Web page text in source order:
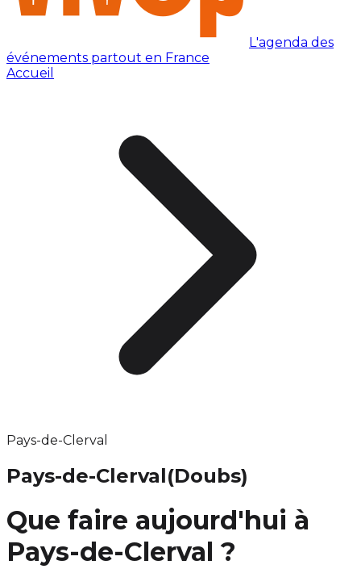
L'agenda des
événements partout en France
Accueil
Pays-de-Clerval
Pays-de-Clerval(Doubs)
Que faire aujourd'hui à
Pays-de-Clerval ?